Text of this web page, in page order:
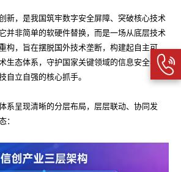
新，是我国筑牢数字安全屏障、突破核心技术
并非简单的软硬件替换，而是一场从底层技术
构，旨在摆脱国外技术垄断，构建起自主可
生态体系，守护国家关键领域的信息安全与产
自立自强的核心抓手。
系呈现清晰的分层布局，层层联动、协同发
：